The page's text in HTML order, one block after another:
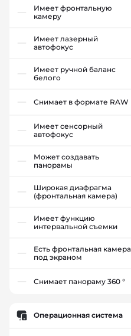
Имеет фронтальную
камеру
Имеет лазерный
автофокус
Имеет ручной баланс
белого
Снимает в формате RAW
Имеет сенсорный
автофокус
Может создавать
панорамы
Широкая диафрагма
(фронтальная камера)
Имеет функцию
интервальной съемки
Есть фронтальная камера
под экраном
Снимает панораму 360 °
Операционная система